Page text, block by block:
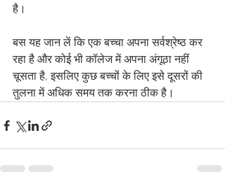
है।
बस यह जान लें कि एक बच्चा अपना सर्वश्रेष्ठ कर
रहा है और कोई भी कॉलेज में अपना अंगूठा नहीं
चूसता है, इसलिए कुछ बच्चों के लिए इसे दूसरों की
तुलना में अधिक समय तक करना ठीक है।